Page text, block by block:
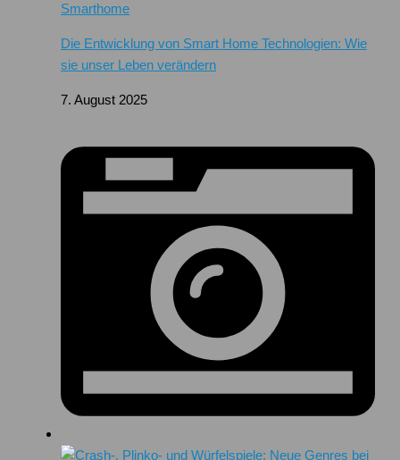
Smarthome
Die Entwicklung von Smart Home Technologien: Wie
sie unser Leben verändern
7. August 2025